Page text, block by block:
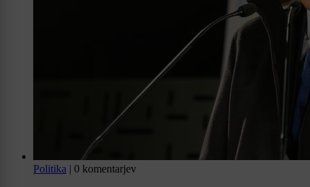
Politika | 0 komentarjev